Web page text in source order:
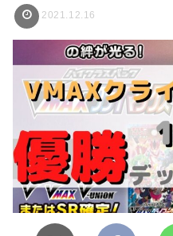
2021.12.16